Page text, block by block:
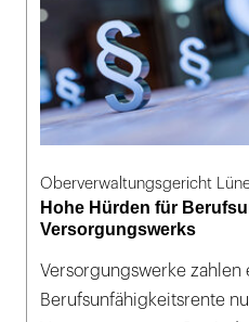
Oberverwaltungsgericht
Hohe Hürden für
Versorgungswerks
Versorgungswerke zahlen
Berufsunfähigkeitsrente